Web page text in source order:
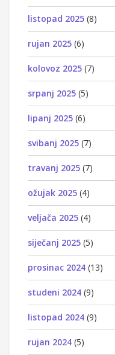
listopad 2025 (8)
rujan 2025 (6)
kolovoz 2025 (7)
srpanj 2025 (5)
lipanj 2025 (6)
svibanj 2025 (7)
travanj 2025 (7)
ožujak 2025 (4)
veljača 2025 (4)
siječanj 2025 (5)
prosinac 2024 (13)
studeni 2024 (9)
listopad 2024 (9)
rujan 2024 (5)